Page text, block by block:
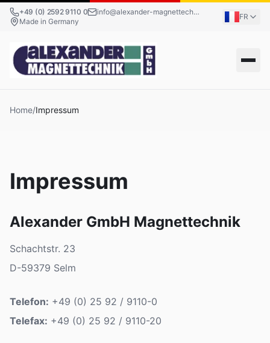
+49 (0) 2592 9110 0
info@alexander-magnettechnik.de
Made in Germany
FR
Home/Impressum
Impressum
Alexander GmbH Magnettechnik
Schachtstr. 23
D-59379 Selm
Telefon: +49 (0) 25 92 / 9110-0
Telefax: +49 (0) 25 92 / 9110-20